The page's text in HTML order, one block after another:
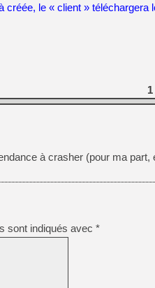
le « client » téléchargera
1
à crasher (pour ma part,
sont indiqués avec *